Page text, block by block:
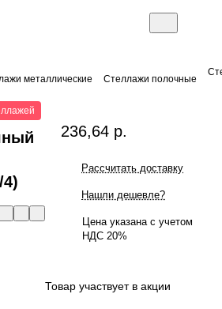
металлические Стеллажи полочные
4)
236,64 р.
Рассчитать доставку
Нашли дешевле?
Цена указана с учетом
НДС 20%
Товар участвует в акции